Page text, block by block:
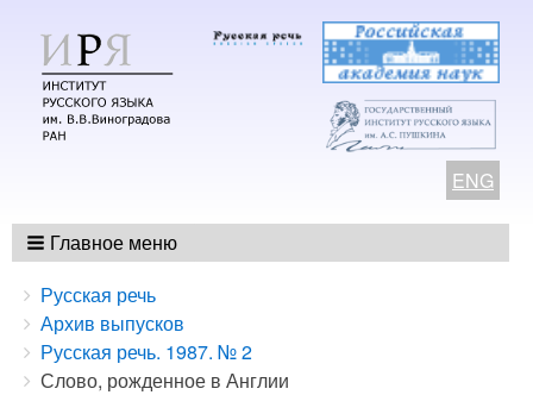
ENG
Главное меню
Breadcrumbs
You
are
here:
Русская речь
Архив выпусков
Русская речь. 1987. № 2
Слово, рожденное в Англии